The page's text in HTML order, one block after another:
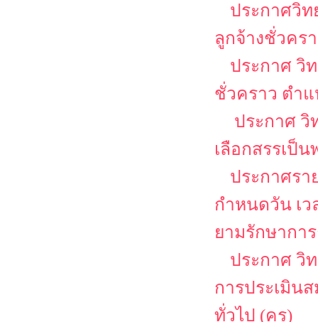
ประกาศวิท
ลูกจ้างชั่วคร
ประกาศ วิ
ชั่วคราว ตำ
ประกาศ วิ
เลือกสรรเป็
ประกาศรา
กำหนดวัน เ
ยามรักษากา
ประกาศ วิ
การประเมิน
ทั่วไป (ครู)